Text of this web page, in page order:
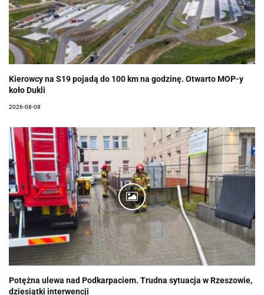
Kierowcy na S19 pojadą do 100 km na godzinę. Otwarto MOP-y
koło Dukli
2026-08-08
Potężna ulewa nad Podkarpaciem. Trudna sytuacja w Rzeszowie,
dziesiątki interwencji